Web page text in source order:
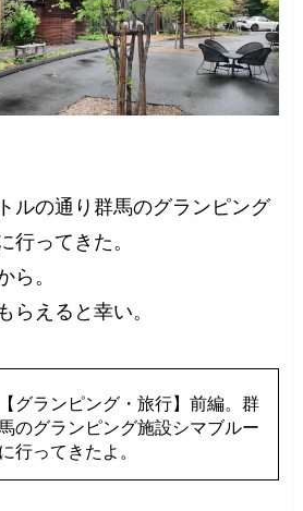
ルの通り群馬のグランピング
ってきた。
ら。
らえると幸い。
【グランピング・旅行】前編。群
馬のグランピング施設シマブルー
に行ってきたよ。